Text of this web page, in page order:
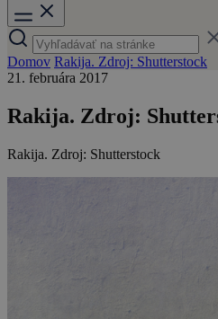
Domov Rakija. Zdroj: Shutterstock
21. februára 2017
Rakija. Zdroj:
Rakija. Zdroj: Shutterstock